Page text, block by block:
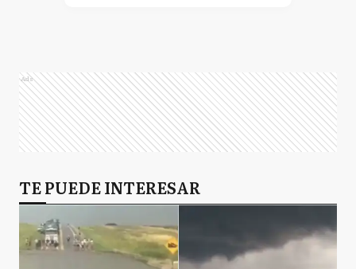
Ads
TE PUEDE INTERESAR